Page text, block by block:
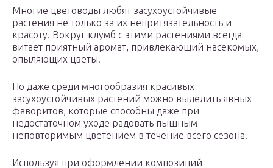
Многие цветоводы любят засухоустойчивые
растения не только за их непритязательность и
красоту. Вокруг клумб с этими растениями всегда
витает приятный аромат, привлекающий насекомых,
опыляющих цветы.
Но даже среди многообразия красивых
засухоустойчивых растений можно выделить явных
фаворитов, которые способны даже при
недостаточном уходе радовать пышным
неповторимым цветением в течение всего сезона.
Используя при оформлении композиций